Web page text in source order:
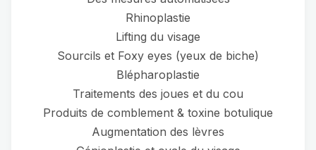
Rhinoplastie
Lifting du visage
Sourcils et Foxy eyes (yeux de biche)
Blépharoplastie
Traitements des joues et du cou
Produits de comblement & toxine botulique
Augmentation des lèvres